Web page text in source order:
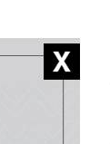
sont